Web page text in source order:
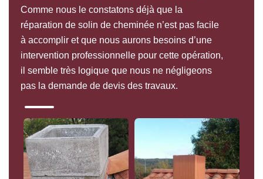
Comme nous le constatons déjà que la
réparation de solin de cheminée n’est pas facile
à accomplir et que nous aurons besoins d’une
intervention professionnelle pour cette opération,
il semble très logique que nous ne négligeons
pas la demande de devis des travaux.